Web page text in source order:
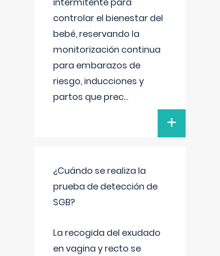
controlar el bienestar del
bebé, reservando la
monitorización continua
para embarazos de
riesgo, inducciones y
partos que prec...
+
¿Cuándo se realiza la
prueba de detección de
SGB?
La recogida del exudado
en vagina y recto se